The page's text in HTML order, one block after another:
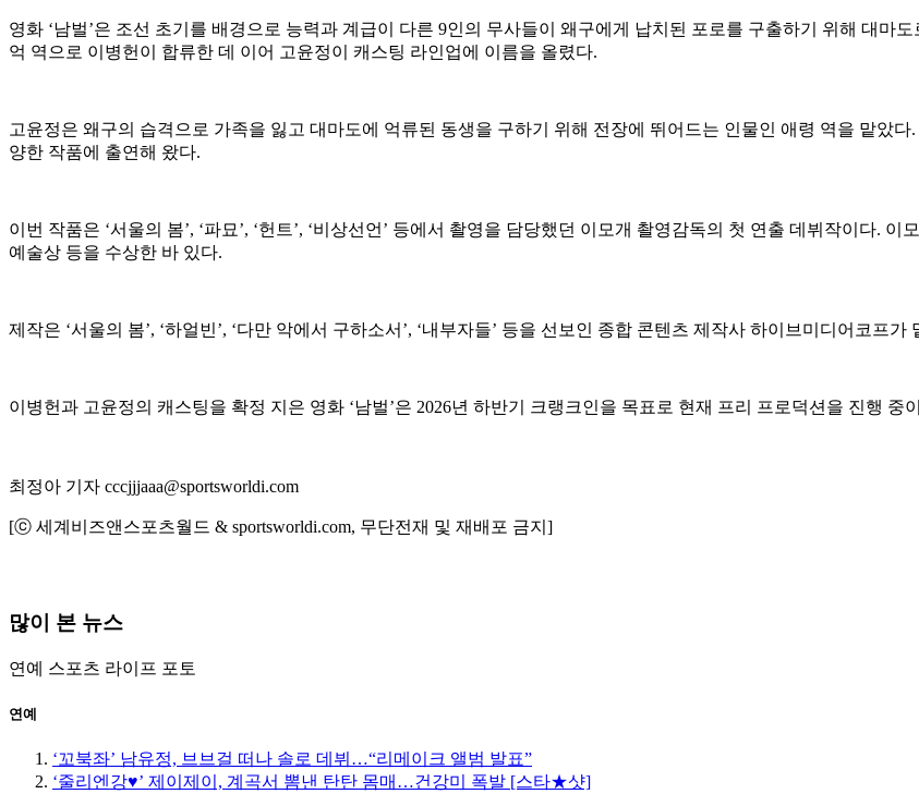
영화 ‘남벌’은 조선 초기를 배경으로 능력과 계급이 다른 9인의 무사들이 왜구에게 납치된 포로를 구출하기 위해 대마
억 역으로 이병헌이 합류한 데 이어 고윤정이 캐스팅 라인업에 이름을 올렸다.
고윤정은 왜구의 습격으로 가족을 잃고 대마도에 억류된 동생을 구하기 위해 전장에 뛰어드는 인물인 애령 역을 맡았다.
양한 작품에 출연해 왔다.
이번 작품은 ‘서울의 봄’, ‘파묘’, ‘헌트’, ‘비상선언’ 등에서 촬영을 담당했던 이모개 촬영감독의 첫 연출 데뷔작이다.
예술상 등을 수상한 바 있다.
제작은 ‘서울의 봄’, ‘하얼빈’, ‘다만 악에서 구하소서’, ‘내부자들’ 등을 선보인 종합 콘텐츠 제작사 하이브미디어코프가
이병헌과 고윤정의 캐스팅을 확정 지은 영화 ‘남벌’은 2026년 하반기 크랭크인을 목표로 현재 프리 프로덕션을 진행 중
최정아 기자 cccjjjaaa@sportsworldi.com
[ⓒ 세계비즈앤스포츠월드 & sportsworldi.com, 무단전재 및 재배포 금지]
많이 본 뉴스
연예 스포츠 라이프 포토
연예
‘꼬북좌’ 남유정, 브브걸 떠나 솔로 데뷔…“리메이크 앨범 발표”
‘줄리엔강♥’ 제이제이, 계곡서 뽐낸 탄탄 몸매…건강미 폭발 [스타★샷]